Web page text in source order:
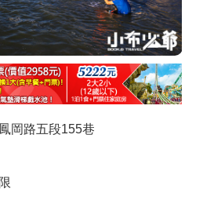
岡路五段155巷